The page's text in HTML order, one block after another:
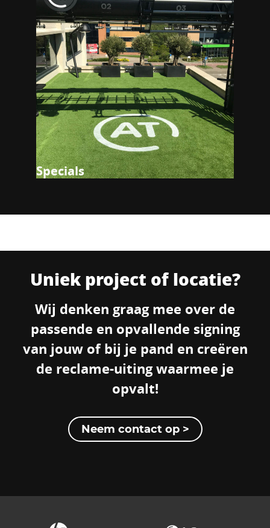
Specials
Uniek project of locatie?
Wij denken graag mee over de
passende en opvallende signing
van jouw of bij je pand en creëren
de reclame-uiting waarmee je
opvalt!
Neem contact op >